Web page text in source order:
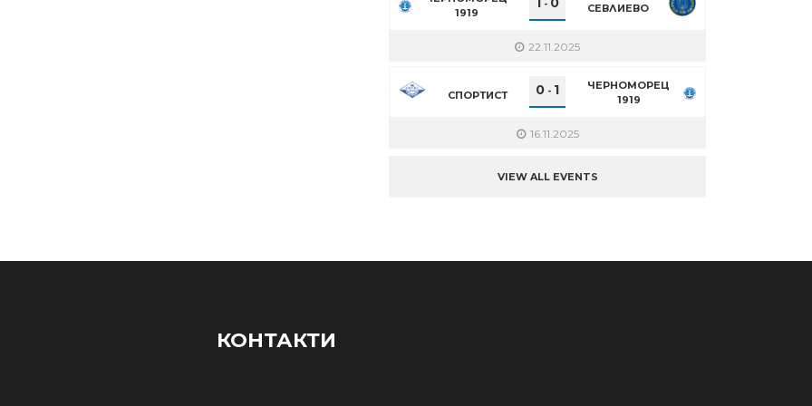
1919
- СЕВЛИЕВО
22.11.2025
СПОРТИСТ 0 - 1
ЧЕРНОМОРЕЦ
1919
16.11.2025
VIEW ALL EVENTS
КОНТАКТИ